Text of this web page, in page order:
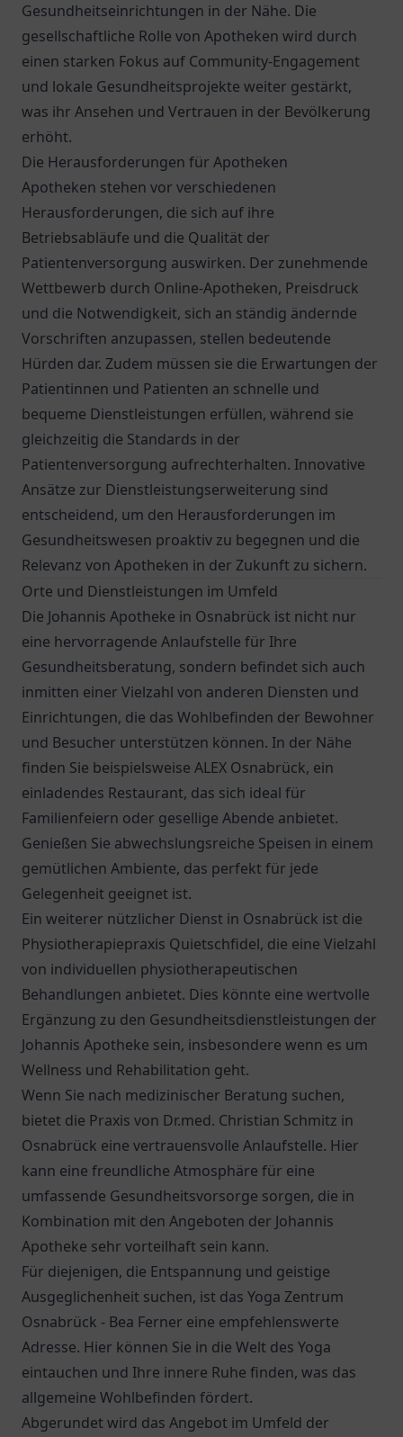
Gesundheitseinrichtungen in der Nähe. Die
gesellschaftliche Rolle von Apotheken wird durch
einen starken Fokus auf Community-Engagement
und lokale Gesundheitsprojekte weiter gestärkt,
was ihr Ansehen und Vertrauen in der Bevölkerung
erhöht.
Die Herausforderungen für Apotheken
Apotheken stehen vor verschiedenen
Herausforderungen, die sich auf ihre
Betriebsabläufe und die Qualität der
Patientenversorgung auswirken. Der zunehmende
Wettbewerb durch Online-Apotheken, Preisdruck
und die Notwendigkeit, sich an ständig ändernde
Vorschriften anzupassen, stellen bedeutende
Hürden dar. Zudem müssen sie die Erwartungen der
Patientinnen und Patienten an schnelle und
bequeme Dienstleistungen erfüllen, während sie
gleichzeitig die Standards in der
Patientenversorgung aufrechterhalten. Innovative
Ansätze zur Dienstleistungserweiterung sind
entscheidend, um den Herausforderungen im
Gesundheitswesen proaktiv zu begegnen und die
Relevanz von Apotheken in der Zukunft zu sichern.
Orte und Dienstleistungen im Umfeld
Die Johannis Apotheke in Osnabrück ist nicht nur
eine hervorragende Anlaufstelle für Ihre
Gesundheitsberatung, sondern befindet sich auch
inmitten einer Vielzahl von anderen Diensten und
Einrichtungen, die das Wohlbefinden der Bewohner
und Besucher unterstützen können. In der Nähe
finden Sie beispielsweise ALEX Osnabrück, ein
einladendes Restaurant, das sich ideal für
Familienfeiern oder gesellige Abende anbietet.
Genießen Sie abwechslungsreiche Speisen in einem
gemütlichen Ambiente, das perfekt für jede
Gelegenheit geeignet ist.
Ein weiterer nützlicher Dienst in Osnabrück ist die
Physiotherapiepraxis Quietschfidel, die eine Vielzahl
von individuellen physiotherapeutischen
Behandlungen anbietet. Dies könnte eine wertvolle
Ergänzung zu den Gesundheitsdienstleistungen der
Johannis Apotheke sein, insbesondere wenn es um
Wellness und Rehabilitation geht.
Wenn Sie nach medizinischer Beratung suchen,
bietet die Praxis von Dr.med. Christian Schmitz in
Osnabrück eine vertrauensvolle Anlaufstelle. Hier
kann eine freundliche Atmosphäre für eine
umfassende Gesundheitsvorsorge sorgen, die in
Kombination mit den Angeboten der Johannis
Apotheke sehr vorteilhaft sein kann.
Für diejenigen, die Entspannung und geistige
Ausgeglichenheit suchen, ist das Yoga Zentrum
Osnabrück - Bea Ferner eine empfehlenswerte
Adresse. Hier können Sie in die Welt des Yoga
eintauchen und Ihre innere Ruhe finden, was das
allgemeine Wohlbefinden fördert.
Abgerundet wird das Angebot im Umfeld der